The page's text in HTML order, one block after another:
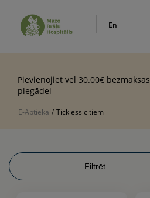
En
Pievienojiet vel 30.00€ bezmaksas
piegādei
E-Aptieka / Tickless citiem
Filtrēt